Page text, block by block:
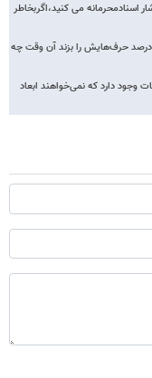
اسنادمحرمانه می کنید،اگربخاطر
یالثارات: اگر آقای احمدی‌نژاد می​خواست 50 یا 70 درصد حرف‌هایش را بزند آن وقت چه
وجود دارد که نمی‌خواهند ابعاد